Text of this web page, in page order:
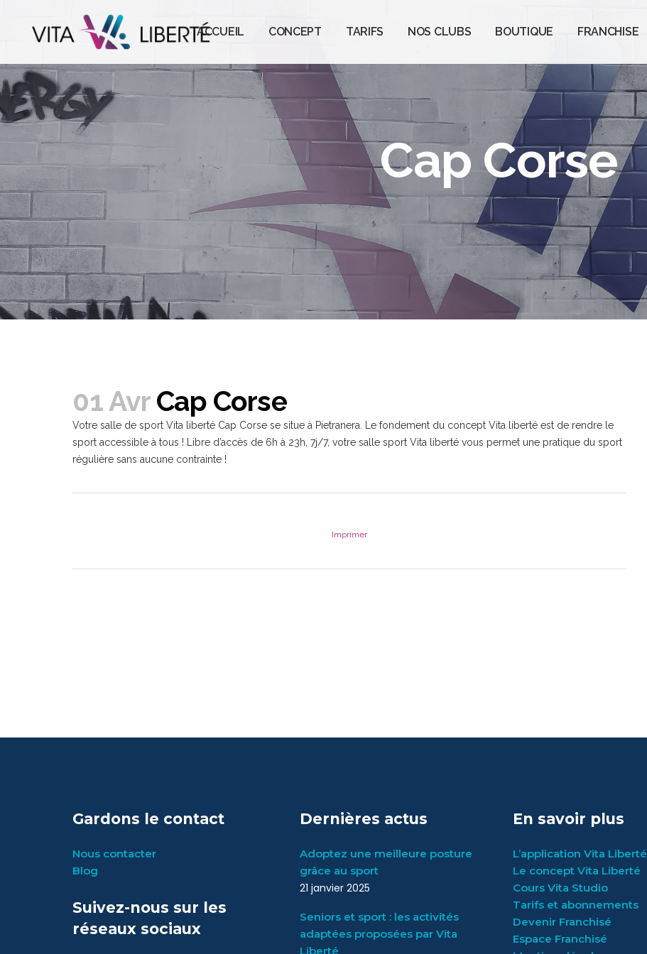
ACCUEIL CONCEPT TARIFS NOS CLUBS BOUTIQUE FRANCHISE
Cap Corse
01 AvrCap Corse
Votre salle de sport Vita liberté Cap Corse se situe à Pietranera. Le fondement du concept Vita liberté est de rendre le
sport accessible à tous ! Libre d’accès de 6h à 23h, 7j/7, votre salle sport Vita liberté vous permet une pratique du sport
régulière sans aucune contrainte !
Imprimer
Gardons le contact
Nous contacter
Blog
Suivez-nous sur les
réseaux sociaux
Dernières actus
Adoptez une meilleure posture
grâce au sport
21 janvier 2025
Seniors et sport : les activités
adaptées proposées par Vita
Liberté
En savoir plus
L’application Vita Liberté
Le concept Vita Liberté
Cours Vita Studio
Tarifs et abonnements
Devenir Franchisé
Espace Franchisé